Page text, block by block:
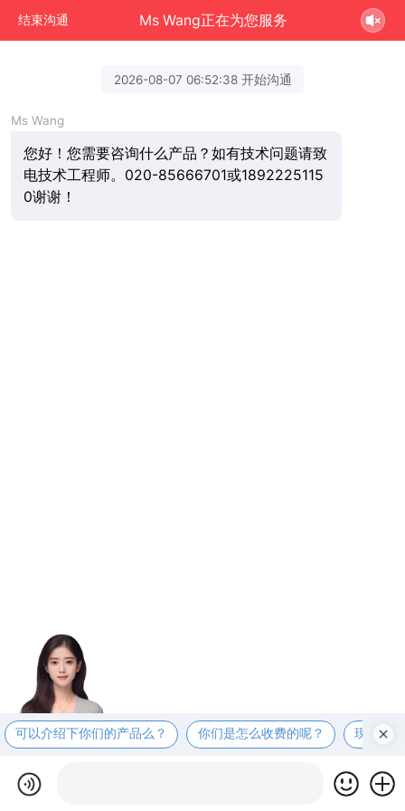
结束沟通 Ms Wang正在为您服务
2026-08-07 06:52:38 开始沟通
Ms Wang
您好！您需要咨询什么产品？如有技术问题请致
电技术工程师。020-85666701或1892225115
0谢谢！
可以介绍下你们的产品么？ 你们是怎么收费的呢？ 现在有